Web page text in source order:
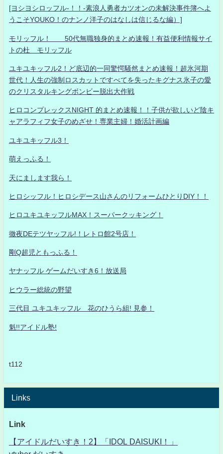
[ヨシヨシロッフル-！！-素浪人勇者カツオンの未解決事件簿へよ
うこそYOUKO！のナンノ洋子のはなしは信じるな編）]
モリッフル！ 50代無職独身的まとめ速報！有益便利情報サイ
トの杜 モリッフル
ユキユキッフル2！ど底辺的一同驚愕騒然まとめ速報！超氷河期
世代！人生の強制ロスカットですべてを失ったキグナス氷子の愛
のクリスタルキングボンビー脱出大作戦
ヒロコンプレックスNIGHT 的まとめ速報！！子供が欲しいど陰キ
ャアラフィフ女子のめざせ！専業主婦！婚活計画編
ユキユキッフル3！
萌えっふる！
天にまします我ら！
ヒロシッフル！ヒロシデース山さんのリフォームひとりDIY！！
ヒロユキユキッフルMAX！スーパークッキング！
徹夜DEテツヤッフル!！レトロ館2号店！
剛Q超児ともっふる！
ヤナッフル ゲームだいすき6！放送局
ヒウラー総統の野望
三代目 ユキユキッフル 花のひうら組! 見参！
魁!!アイドル塾!
t112
Links
Link
【アイドルだいすき！2】「IDOL DAISUKI！」